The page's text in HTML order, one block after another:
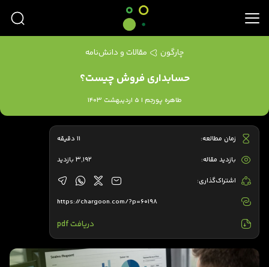
چارگون مقالات و دانش‌نامه
حسابداری فروش چیست؟
طاهره پورجم | 5 اردیبهشت 1403
زمان مطالعه: 11 دقیقه
بازدید مقاله: 3,192 بازدید
اشتراک‌گذاری:
https://chargoon.com/?p=60198
دریافت pdf